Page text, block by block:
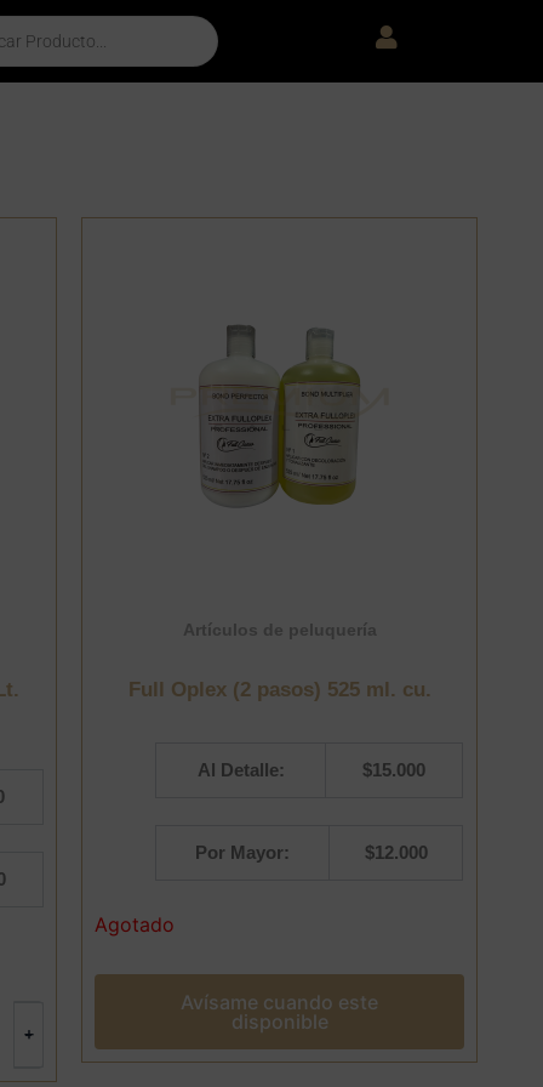
-
+
Artículos de peluquería
Full Oplex (2 pasos) 525 ml. cu.
Al Detalle: $15.000
Por Mayor: $12.000
Agotado
Avísame cuando este
disponible